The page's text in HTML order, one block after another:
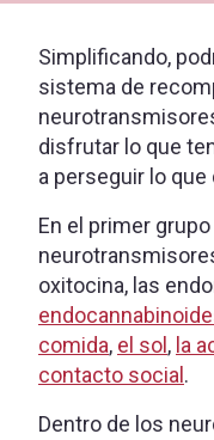
Simplificando,
sistema de
disfrutar lo que
a perseguir lo
En el primer
oxitocina, las
comida, el sol , la
contacto social .
Dentro de los